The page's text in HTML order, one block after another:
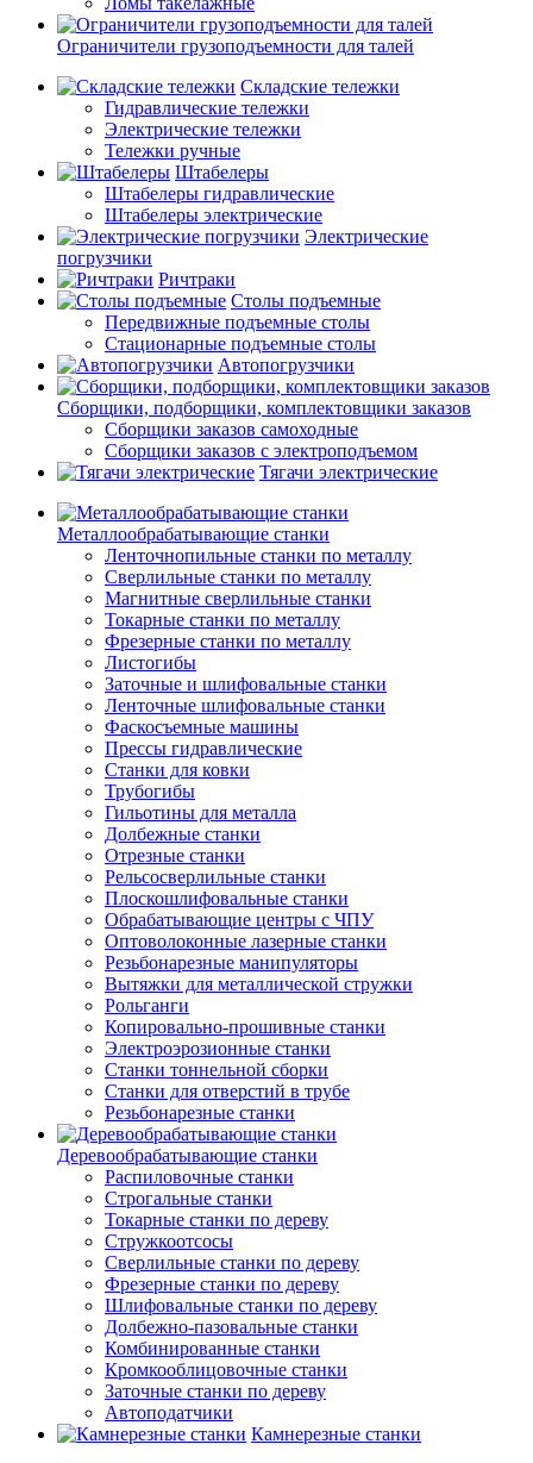
Ограничители грузоподъемности для талей
Складские тележки
Гидравлические тележки
Электрические тележки
Тележки ручные
Штабелеры
Штабелеры гидравлические
Штабелеры электрические
Электрические
погрузчики
Ричтраки
Столы подъемные
Передвижные подъемные столы
Стационарные подъемные столы
Автопогрузчики
Сборщики, подборщики, комплектовщики заказов
Сборщики заказов самоходные
Сборщики заказов с электроподъемом
Тягачи электрические
Металлообрабатывающие станки
Ленточнопильные станки по металлу
Сверлильные станки по металлу
Магнитные сверлильные станки
Токарные станки по металлу
Фрезерные станки по металлу
Листогибы
Заточные и шлифовальные станки
Ленточные шлифовальные станки
Фаскосъемные машины
Прессы гидравлические
Станки для ковки
Трубогибы
Гильотины для металла
Долбежные станки
Отрезные станки
Рельсосверлильные станки
Плоскошлифовальные станки
Обрабатывающие центры с ЧПУ
Оптоволоконные лазерные станки
Резьбонарезные манипуляторы
Вытяжки для металлической стружки
Рольганги
Копировально-прошивные станки
Электроэрозионные станки
Станки тоннельной сборки
Станки для отверстий в трубе
Резьбонарезные станки
Деревообрабатывающие станки
Распиловочные станки
Строгальные станки
Токарные станки по дереву
Стружкоотсосы
Сверлильные станки по дереву
Фрезерные станки по дереву
Шлифовальные станки по дереву
Долбежно-пазовальные станки
Комбинированные станки
Кромкооблицовочные станки
Заточные станки по дереву
Автоподатчики
Камнерезные станки